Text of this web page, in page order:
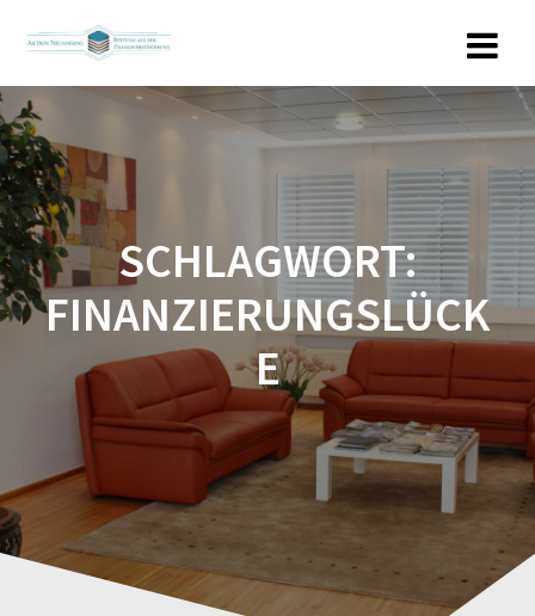
SCHLAGWORT:
FINANZIERUNGSLÜCK
E